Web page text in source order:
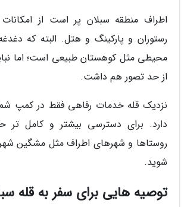
اطراف منطقه سبلان پر است از
رستوران و پارکینگ و هتل. البته که
محیطی مثل کوهستان طبیعی است؛ اما
از حد تصور هم داشت.
نزدیک قله خدمات رفاهی فقط در کمپ
دارد. برای دسترسی بیشتر و کامل تر
روستاها و شهرهای اطراف مثل مشگین شهر
شوید.
توصیه هایی برای سفر به قله